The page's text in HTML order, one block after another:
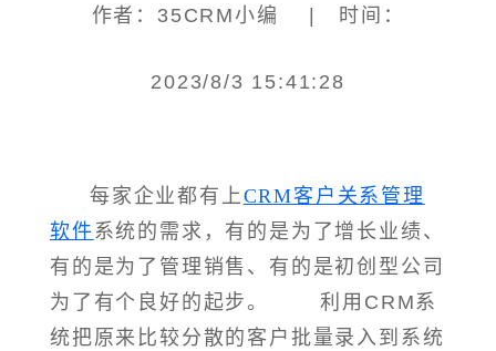
作者：35CRM小编 | 时间：
2023/8/3 15:41:28
每家企业都有上CRM客户关系管理
软件系统的需求，有的是为了增长业绩、
有的是为了管理销售、有的是初创型公司
为了有个良好的起步。 利用CRM系
统把原来比较分散的客户批量录入到系统